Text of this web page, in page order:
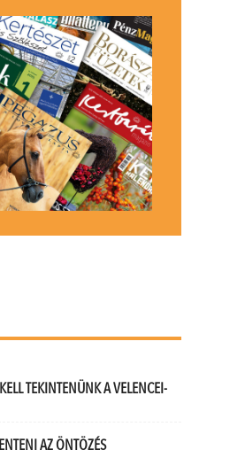
TEKINTENÜNK A VELENCEI-
AZ ÖNTÖZÉS